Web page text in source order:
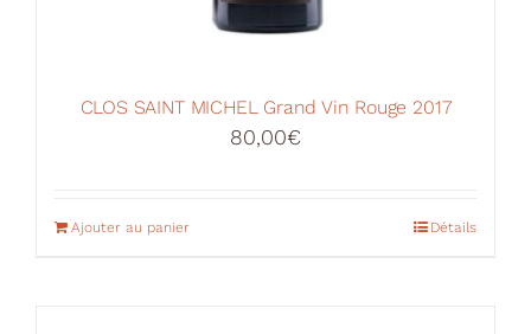
CLOS SAINT MICHEL Grand Vin Rouge 2017
80,00€
Ajouter au panier Détails